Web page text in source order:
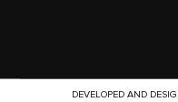
DEVELOPED AND